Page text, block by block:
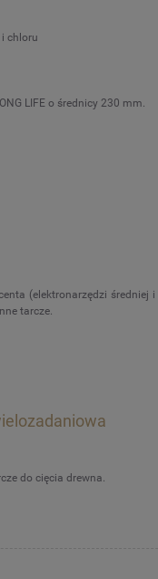
chloru
LIFE o średnicy 230 mm.
(elektronarzędzi
tarcze.
do cięcia drewna.